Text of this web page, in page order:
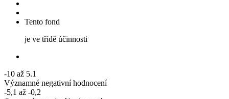
Tento fond
je ve třídě účinnosti
-10 až 5.1
Významné negativní hodnocení
-5,1 až -0,2